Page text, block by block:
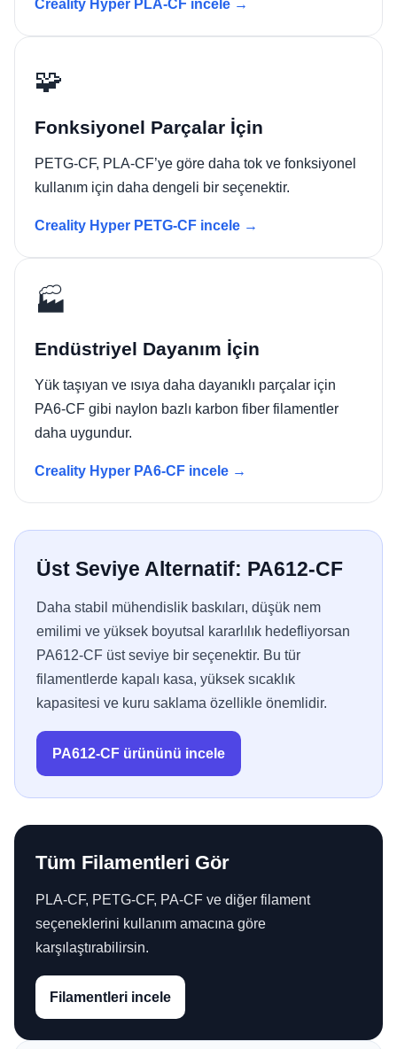
Creality Hyper PLA-CF incele →
🧩
Fonksiyonel Parçalar İçin
PETG-CF, PLA-CF’ye göre daha tok ve fonksiyonel
kullanım için daha dengeli bir seçenektir.
Creality Hyper PETG-CF incele →
🏭
Endüstriyel Dayanım İçin
Yük taşıyan ve ısıya daha dayanıklı parçalar için
PA6-CF gibi naylon bazlı karbon fiber filamentler
daha uygundur.
Creality Hyper PA6-CF incele →
Üst Seviye Alternatif: PA612-CF
Daha stabil mühendislik baskıları, düşük nem
emilimi ve yüksek boyutsal kararlılık hedefliyorsan
PA612-CF üst seviye bir seçenektir. Bu tür
filamentlerde kapalı kasa, yüksek sıcaklık
kapasitesi ve kuru saklama özellikle önemlidir.
PA612-CF ürününü incele
Tüm Filamentleri Gör
PLA-CF, PETG-CF, PA-CF ve diğer filament
seçeneklerini kullanım amacına göre
karşılaştırabilirsin.
Filamentleri incele